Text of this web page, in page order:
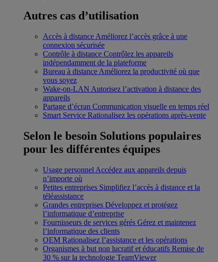
Autres cas d’utilisation
Accès à distance Améliorez l’accès grâce à une
connexion sécurisée
Contrôle à distance Contrôlez les appareils
indépendamment de la plateforme
Bureau à distance Améliorez la productivité où que
vous soyez
Wake-on-LAN Autorisez l’activation à distance des
appareils
Partage d’écran Communication visuelle en temps réel
Smart Service Rationalisez les opérations après-vente
Selon le besoin Solutions populaires
pour les différentes équipes
Usage personnel Accédez aux appareils depuis
n’importe où
Petites entreprises Simplifiez l’accès à distance et la
téléassistance
Grandes entreprises Développez et protégez
l’informatique d’entreprise
Fournisseurs de services gérés Gérez et maintenez
l’informatique des clients
OEM Rationalisez l’assistance et les opérations
Organismes à but non lucratif et éducatifs Remise de
30 % sur la technologie TeamViewer